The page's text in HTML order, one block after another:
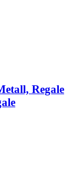
Regale